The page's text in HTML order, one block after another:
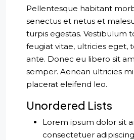
Pellentesque habitant
senectus et netus et
turpis egestas. Vestibulum
feugiat vitae, ultricies eget,
ante. Donec eu libero sit
semper. Aenean ultricies
placerat eleifend leo.
Unordered Lists
Lorem ipsum dolor sit
consectetuer